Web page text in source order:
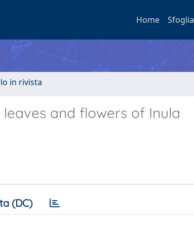
Home Sfoglia
in rivista
and flowers of Inula
(DC)